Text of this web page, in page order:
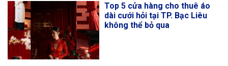
Top 5 cửa hàng cho thuê áo
dài cưới hỏi tại TP. Bạc Liêu
không thể bỏ qua